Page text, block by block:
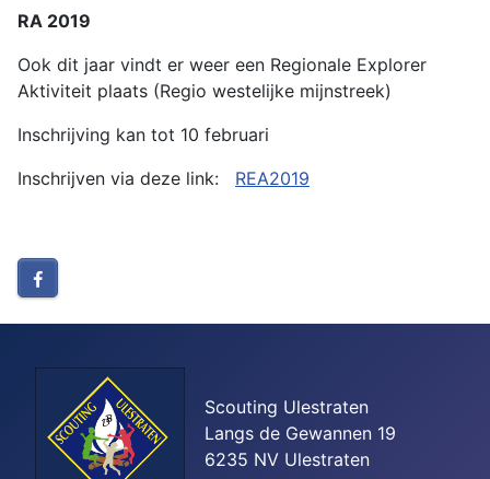
RA 2019
Ook dit jaar vindt er weer een Regionale Explorer
Aktiviteit plaats (Regio westelijke mijnstreek)
Inschrijving kan tot 10 februari
Inschrijven via deze link: REA2019
Scouting Ulestraten
Langs de Gewannen 19
6235 NV Ulestraten